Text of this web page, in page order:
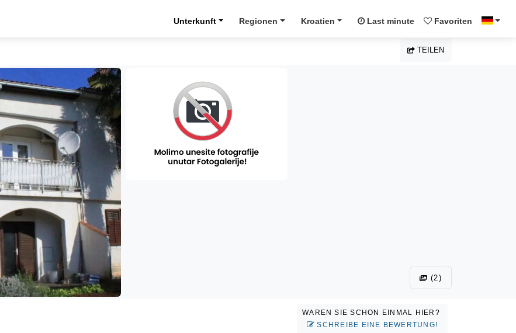
Unterkunft Regionen Kroatien Last minute Favoriten
TEILEN
(2)
WAREN SIE SCHON EINMAL HIER?
SCHREIBE EINE BEWERTUNG!